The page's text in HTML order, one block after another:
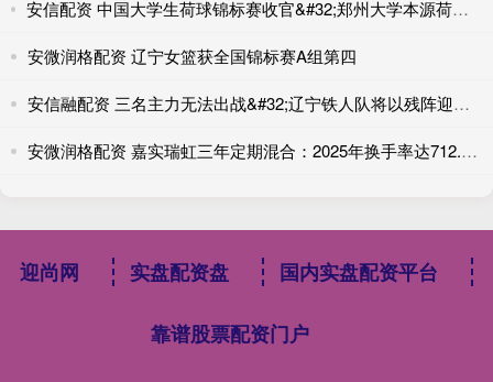
安信配资 中国大学生荷球锦标赛收官&#32;郑州大学本源荷球队全胜战绩成功卫冕
安微润格配资 辽宁女篮获全国锦标赛A组第四
安信融配资 三名主力无法出战&#32;辽宁铁人队将以残阵迎强敌
安微润格配资 嘉实瑞虹三年定期混合：2025年换手率达712.97%
迎尚网 实盘配资盘 国内实盘配资平台
靠谱股票配资门户